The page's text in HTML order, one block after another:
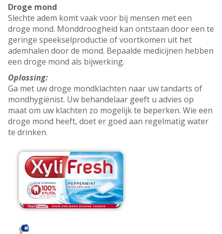
Droge mond
Slechte adem komt vaak voor bij mensen met een
droge mond. Monddroogheid kan ontstaan door een te
geringe speekselproductie of voortkomen uit het
ademhalen door de mond. Bepaalde medicijnen hebben
een droge mond als bijwerking.
Oplossing:
Ga met uw droge mondklachten naar uw tandarts of
mondhygiënist. Uw behandelaar geeft u advies op
maat om uw klachten zo mogelijk te beperken. Wie een
droge mond heeft, doet er goed aan regelmatig water
te drinken.